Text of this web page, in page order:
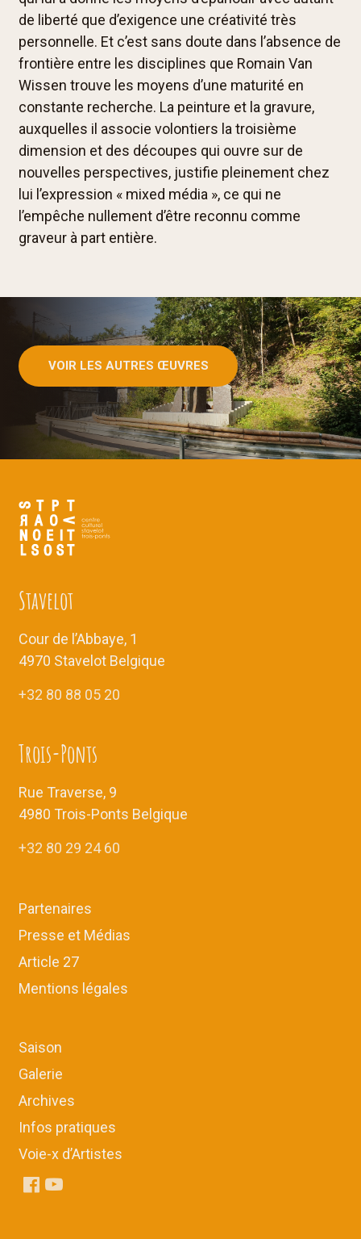
de liberté que d’exigence une créativité très
personnelle. Et c’est sans doute dans l’absence de
frontière entre les disciplines que Romain Van
Wissen trouve les moyens d’une maturité en
constante recherche. La peinture et la gravure,
auxquelles il associe volontiers la troisième
dimension et des découpes qui ouvre sur de
nouvelles perspectives, justifie pleinement chez
lui l’expression « mixed média », ce qui ne
l’empêche nullement d’être reconnu comme
graveur à part entière.
VOIR LES AUTRES ŒUVRES
Stavelot
Cour de l’Abbaye, 1
4970 Stavelot Belgique
+32 80 88 05 20
Trois-Ponts
Rue Traverse, 9
4980 Trois-Ponts Belgique
+32 80 29 24 60
Partenaires
Presse et Médias
Article 27
Mentions légales
Saison
Galerie
Archives
Infos pratiques
Voie-x d’Artistes